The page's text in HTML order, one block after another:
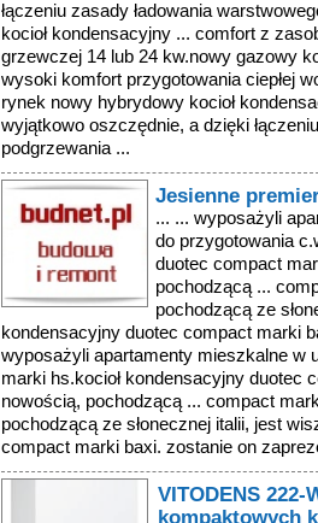
łączeniu zasady ładowania
kocioł kondensacyjny ... comfort z
grzewczej 14 lub 24 kw.nowy gazowy
wysoki komfort przygotowania ciepłej
rynek nowy hybrydowy kocioł
wyjątkowo oszczędnie, a dzięki
podgrzewania ...
Jesienne
... ... wyposażyli
do przygotowania
duotec compact
pochodzącą ...
pochodzącą ze
kondensacyjny duotec compact marki
wyposażyli apartamenty mieszkalne w
marki hs.kocioł kondensacyjny duotec
nowością, pochodzącą ... compact
pochodzącą ze słonecznej italii, jest
compact marki baxi. zostanie on
VITODENS
kompaktowych